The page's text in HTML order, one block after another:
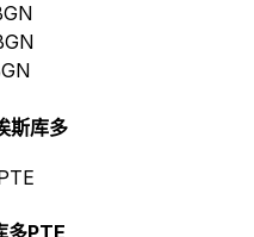
斯库多
多PTE